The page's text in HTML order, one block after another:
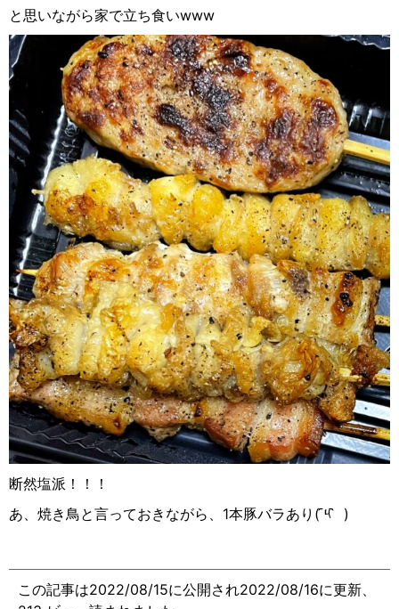
と思いながら家で立ち食いwww
断然塩派！！！
あ、焼き鳥と言っておきながら、 1本豚バラあり (༥᷆ )
この記事は2022/08/15に公開され2022/08/16に更新、